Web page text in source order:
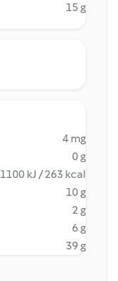
15 g
4 mg
0 g
1100 kJ / 263 kcal
10 g
2 g
6 g
39 g